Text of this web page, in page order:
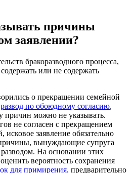
причины
заявлении?
бракоразводного процесса,
или не содержать
о прекращении семейной
развод по обоюдному согласию,
причин можно не указывать.
не согласен с прекращением
заявление обязательно
вынуждающие супруга
разводом. На основании этих
вероятность сохранения
для примирения, предварительно